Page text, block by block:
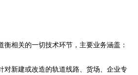
衡相关的一切技术环节，主要业务涵盖：
对新建或改造的轨道线路、货场、企业专